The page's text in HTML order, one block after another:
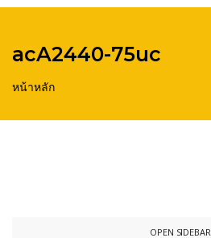
acA2440-75uc
หน้าหลัก
OPEN SIDEBAR